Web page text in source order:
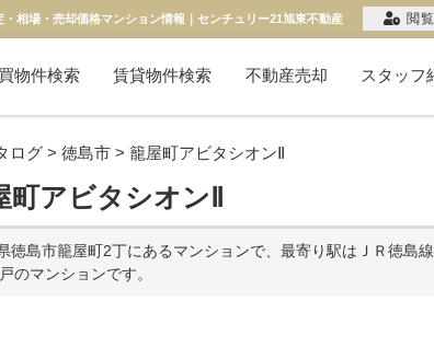
相場・売却価格マンション情報｜センチュリー21旭東不動産
物件検索 賃貸物件検索 不動産売却 スタッフ
ログ > 徳島市 > 籠屋町アビタシオンⅡ
アビタシオンⅡ
徳島市籠屋町2丁にあるマンションで、最寄り駅はＪＲ徳島
のマンションです。
閲